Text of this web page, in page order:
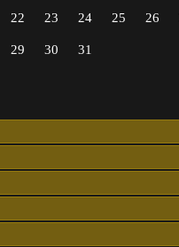
22 23 24 25 26
29 30 31